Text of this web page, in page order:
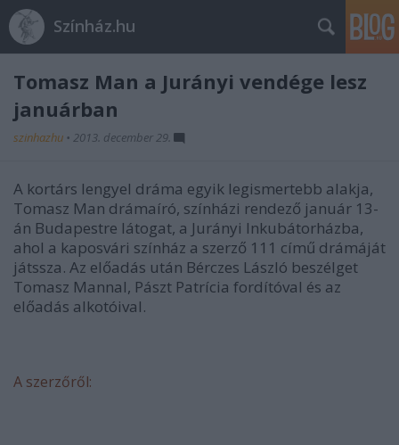
Színház.hu
Tomasz Man a Jurányi vendége lesz
januárban
szinhazhu • 2013. december 29.
A kortárs lengyel dráma egyik legismertebb alakja,
Tomasz Man drámaíró, színházi rendező január 13-
án Budapestre látogat, a Jurányi Inkubátorházba,
ahol a kaposvári színház a szerző 111 című drámáját
játssza. Az előadás után Bérczes László beszélget
Tomasz Mannal, Pászt Patrícia fordítóval és az
előadás alkotóival.
A szerzőről: